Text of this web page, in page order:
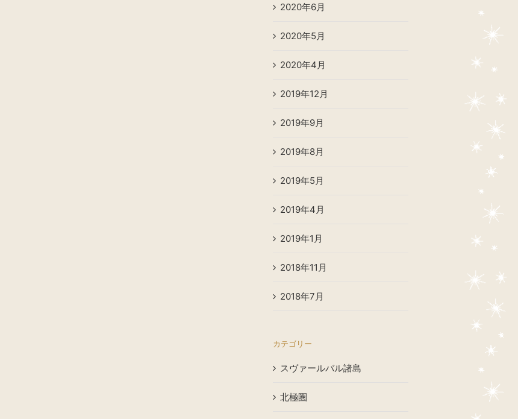
2020年6月
2020年5月
2020年4月
2019年12月
2019年9月
2019年8月
2019年5月
2019年4月
2019年1月
2018年11月
2018年7月
カテゴリー
スヴァールバル諸島
北極圏